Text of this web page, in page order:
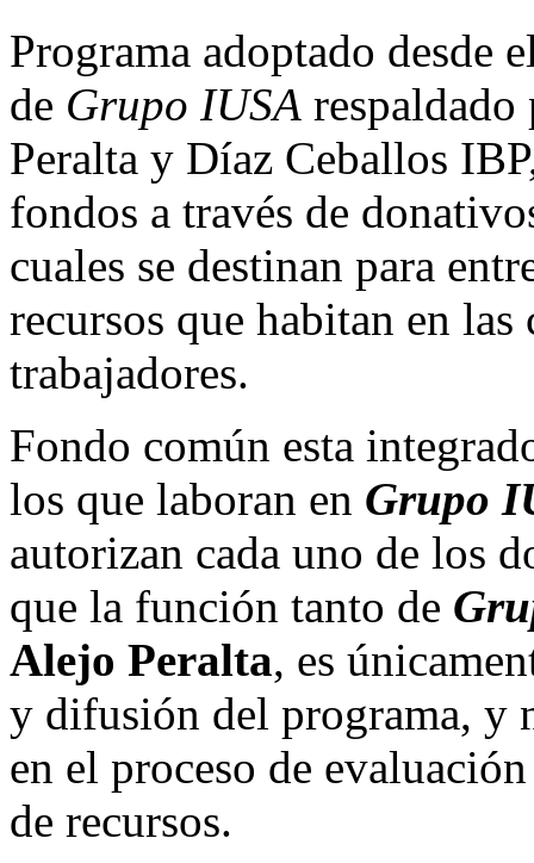
Programa adoptado desde
de Grupo IUSA
Peralta y Díaz Ceballos IBP
fondos a través de
cuales se destinan para
recursos que habitan en
trabajadores.
Fondo común esta
los que laboran en Grupo
autorizan cada uno de los
que la función tanto de
Alejo Peralta, es
y difusión del programa, y
en el proceso de
de recursos.